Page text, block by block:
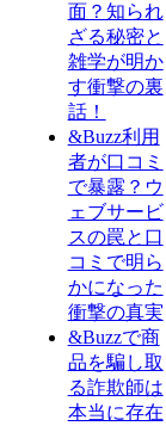
面？知られ
ざる秘密と
雑学が明か
す衝撃の裏
話！
&Buzz利用
者が口コミ
で暴露？ウ
ェブサービ
スの罠と口
コミで明ら
かになった
衝撃の真実
&Buzzで商
品を騙し取
る詐欺師は
本当に存在